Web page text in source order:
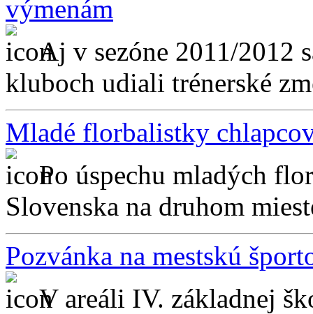
výmenám
Aj v sezóne 2011/2012
kluboch udiali trénerské
Mladé florbalistky
Po úspechu mladých
Slovenska na druhom
Pozvánka na mestskú
V areáli IV. základnej